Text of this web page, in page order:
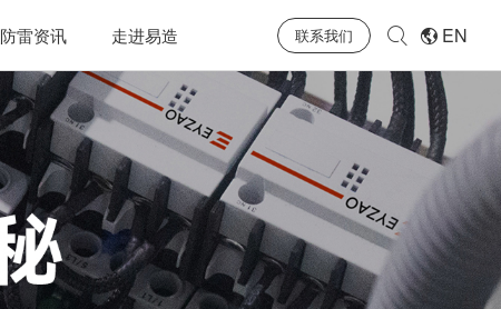
防雷资讯 走进易造 联系我们 EN